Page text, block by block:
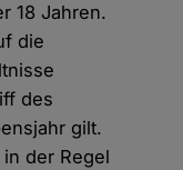
18 Jahren.
die
des
gilt.
der Regel